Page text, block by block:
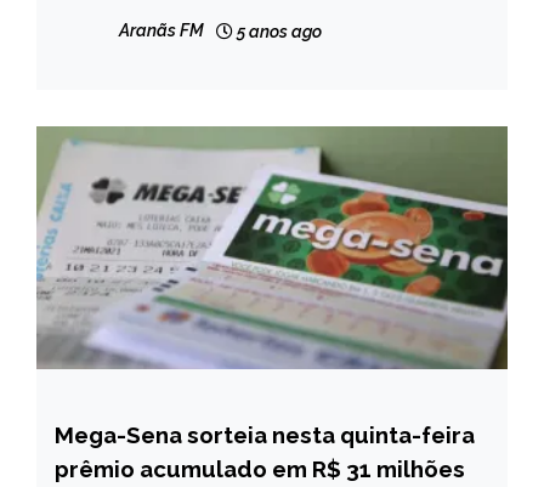
Aranãs FM 5 anos ago
BRASIL
NOTÍCIAS
Mega-Sena sorteia nesta quinta-feira
prêmio acumulado em R$ 31 milhões